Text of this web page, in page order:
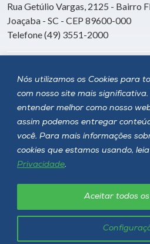
Nós utilizamos os Cookies para
com nosso site mais
entender melhor como nosso
assim podemos entregar
você. Para mais informações
cookies que estamos usando,
Privacidade.
Aceitar todos os
Rua Getúlio Vargas, 2125 - Bairro
Joaçaba - SC - CEP 89600-000
Telefone (49) 3551-2000
Siga a Unoesc
Unoesc © 2026 - Todos os direitos
Política de privacidade LGPD